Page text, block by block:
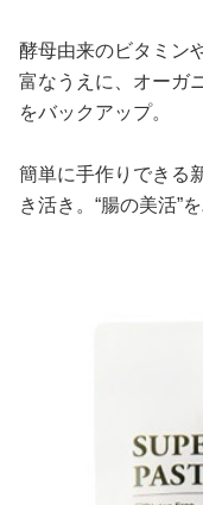
酵母由来のビタミン
富なうえに、オーガ
をバックアップ。
簡単に手作りできる
き活き。“腸の美活”